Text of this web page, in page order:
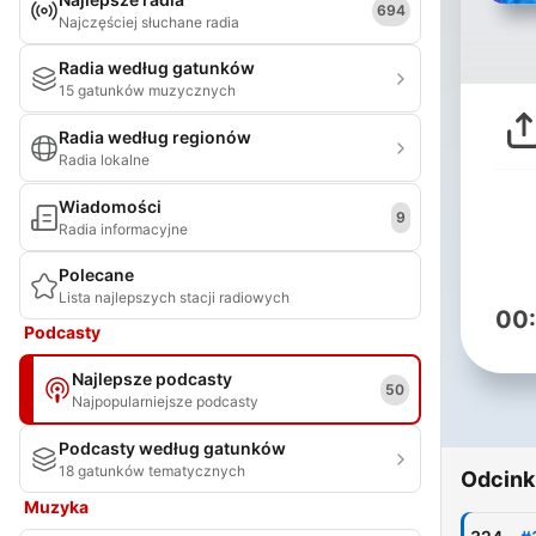
Najczęściej słuchane radia
694
Radia według gatunków
15 gatunków muzycznych
Radia według regionów
Radia lokalne
Wiadomości
Radia informacyjne
9
Polecane
Lista najlepszych stacji radiowych
Podcasty
Najlepsze podcasty
Najpopularniejsze podcasty
50
Podcasty według gatunków
18 gatunków tematycznych
Muzyka